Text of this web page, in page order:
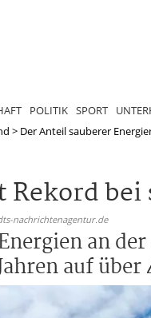
POLITIK SPORT
> Der Anteil sauberer
nachrichtenagentur.de
an
auf